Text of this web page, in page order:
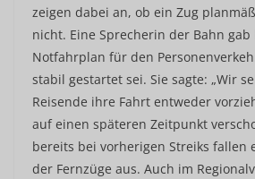
zeigen dabei an, ob ein Zug
nicht. Eine Sprecherin der Bahn
Notfahrplan für den
stabil gestartet sei. Sie sagte: „Wir
Reisende ihre Fahrt entweder
auf einen späteren Zeitpunkt
bereits bei vorherigen Streiks fallen
der Fernzüge aus. Auch im